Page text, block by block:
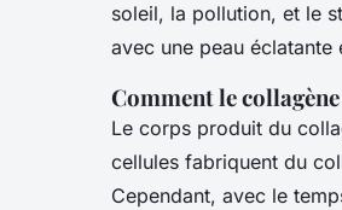
soleil, la pollution, et le
avec une peau
Comment le
Le corps produit du
cellules fabriquent du
Cependant, avec le